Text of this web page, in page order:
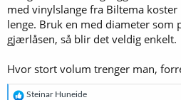
med vinylslange fra Biltema
lenge. Bruk en med diameter som
gjærlåsen, så blir det veldig enkelt.
Hvor stort volum trenger man,
R
Steinar Huneide